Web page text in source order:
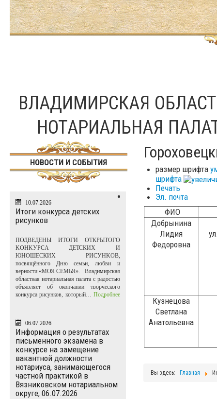
ВЛАДИМИРСКАЯ
НОТАРИАЛЬНАЯ
НОВОСТИ И СОБЫТИЯ
10.07.2026
Итоги конкурса детских
рисунков
ПОДВЕДЕНЫ ИТОГИ ОТКРЫТОГО
KOHKУPCA ДЕТСКИХ И
ЮНОШЕСКИХ PИCУHKOB,
посвящённого Дню семьи, любви и
верности «МОЯ СЕМЬЯ». Владимирская
областная нотариальная палата с радостью
объявляет об окончании творческого
конкурса рисунков, который… Подробнее
...
06.07.2026
Информация о результатах
письменного экзамена в
конкурсе на замещение
вакантной должности
нотариуса, занимающегося
частной практикой в
Вязниковском нотариальном
округе, 06.07.2026
размер шрифта
шрифта
Печать
Эл. почта
ФИО
Добрынина
Лидия
Федоровна
Кузнецова
Светлана
Анатольевна
Вы здесь: Главная